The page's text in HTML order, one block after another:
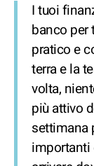
I tuoi
banco per
pratico e
terra e la
volta,
più attivo
settimana
importanti